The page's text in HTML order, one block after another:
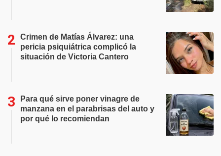
Crimen de Matías Álvarez: una
pericia psiquiátrica complicó la
situación de Victoria Cantero
Para qué sirve poner vinagre de
manzana en el parabrisas del auto y
por qué lo recomiendan